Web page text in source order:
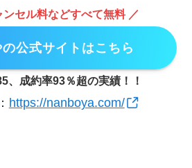
ンセル料などすべて無料 ／
公式サイトはこちら
、成約率93％超の実績！！
https://nanboya.com/